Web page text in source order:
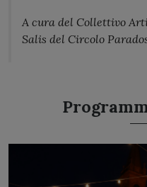
A cura del Collettivo
Salis del Circolo